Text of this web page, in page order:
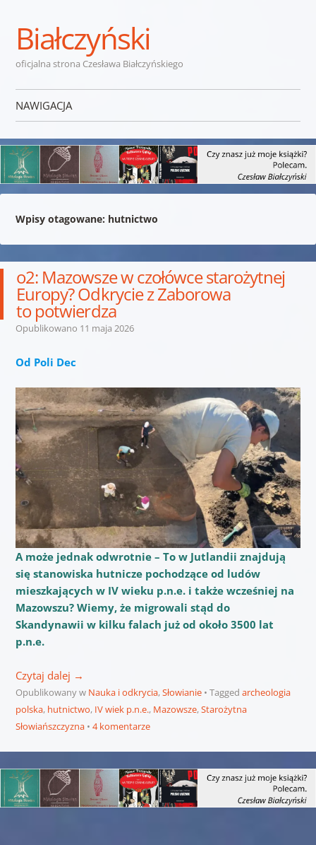
Białczyński
oficjalna strona Czesława Białczyńskiego
NAWIGACJA
Wpisy otagowane: hutnictwo
o2: Mazowsze w czołówce starożytnej
Europy? Odkrycie z Zaborowa
to potwierdza
Opublikowano 11 maja 2026
Od Poli Dec
A może jednak odwrotnie – To w Jutlandii znajdują
się stanowiska hutnicze pochodzące od ludów
mieszkających w IV wieku p.n.e. i także wcześniej na
Mazowszu? Wiemy, że migrowali stąd do
Skandynawii w kilku falach już od około 3500 lat
p.n.e.
Czytaj dalej →
Opublikowany w Nauka i odkrycia,Słowianie Tagged archeologia
polska, hutnictwo, IV wiek p.n.e., Mazowsze,Starożytna
Słowiańszczyzna
4 komentarze